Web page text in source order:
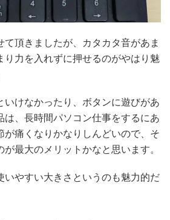
て頂きましたが、カタカタ音があま
り力を入れずに押せるのがやはり魅
いけなかったり、ボタンに遊びがあ
は、長時間パソコン仕事をするにあ
が痛くなりかなりしんどいので、そ
最大のメリットかなと思います。
いやすい大きさというのも魅力的だ